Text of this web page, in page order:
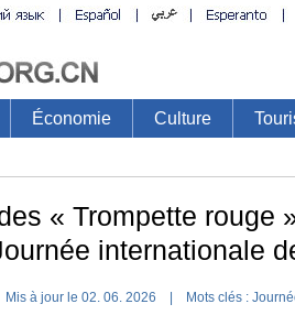
Économie Culture
« Trompette rouge
internationale
à jour le 02. 06. 2026 | Mots clés :